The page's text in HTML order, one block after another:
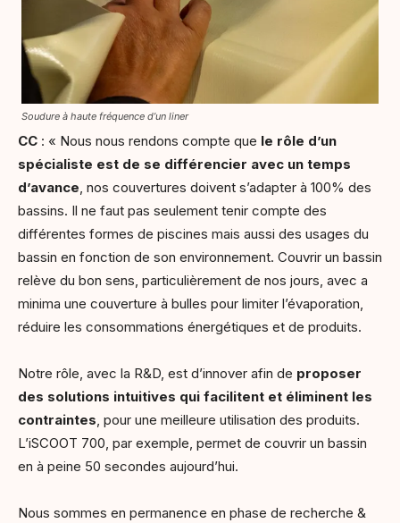
Soudure à haute fréquence d’un liner
CC : « Nous nous rendons compte que le rôle d’un
spécialiste est de se différencier avec un temps
d’avance, nos couvertures doivent s’adapter à 100% des
bassins. Il ne faut pas seulement tenir compte des
différentes formes de piscines mais aussi des usages du
bassin en fonction de son environnement. Couvrir un bassin
relève du bon sens, particulièrement de nos jours, avec a
minima une couverture à bulles pour limiter l’évaporation,
réduire les consommations énergétiques et de produits.
Notre rôle, avec la R&D, est d’innover afin de proposer
des solutions intuitives qui facilitent et éliminent les
contraintes, pour une meilleure utilisation des produits.
L’iSCOOT 700, par exemple, permet de couvrir un bassin
en à peine 50 secondes aujourd’hui.
Nous sommes en permanence en phase de recherche &